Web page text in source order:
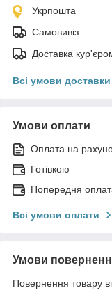
Укрпошта
Самовивіз
Доставка
Всі умови доставки
Умови оплати
Оплата на
Готівкою
Попередня
Всі умови оплати
Умови
Повернення товару